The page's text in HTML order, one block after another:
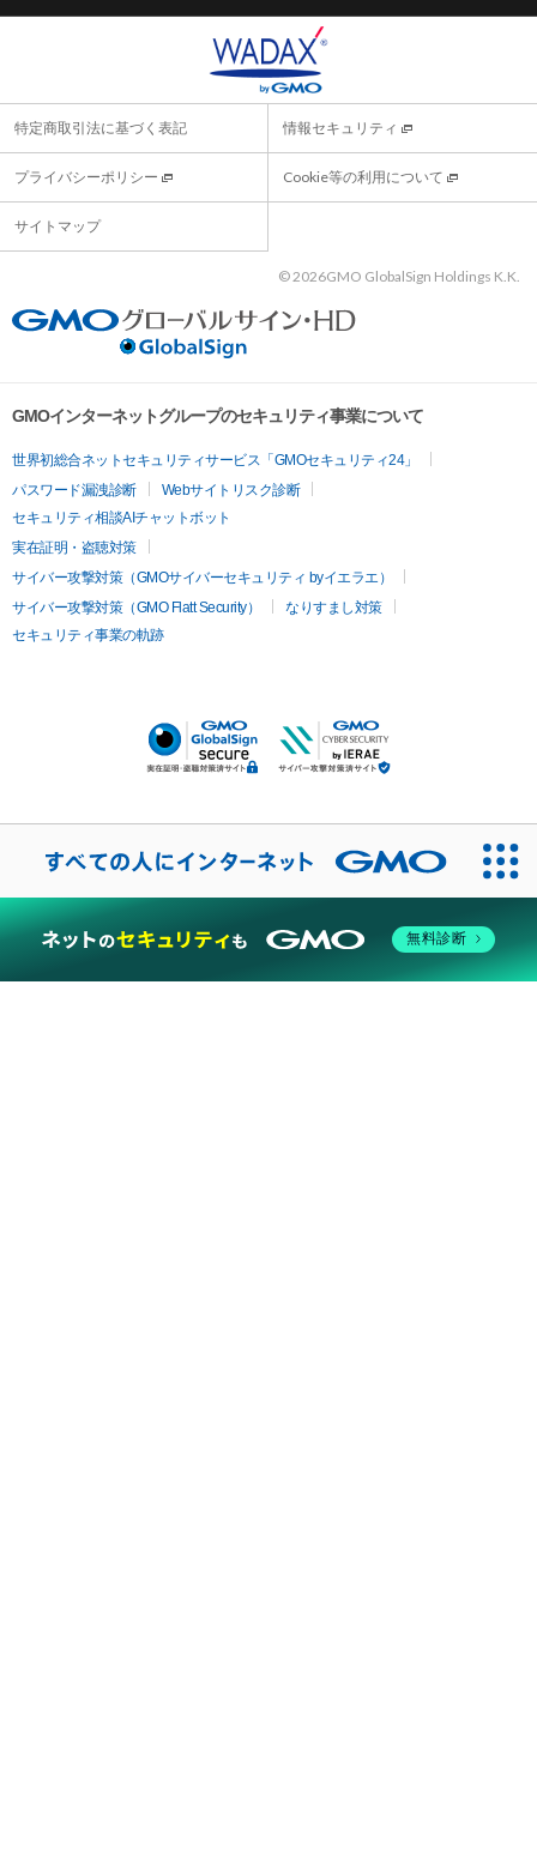
特定商取引法に基づく表記 情報セキュリティ
プライバシーポリシー Cookie等の利用について
サイトマップ
©2026GMO GlobalSign Holdings K.K.
GMOインターネットグループのセキュリティ事業について
世界初総合ネットセキュリティサービス「GMOセキュリティ24」
パスワード漏洩診断
Webサイトリスク診断
セキュリティ相談AIチャットボット
実在証明・盗聴対策
サイバー攻撃対策（GMOサイバーセキュリティ byイエラエ）
サイバー攻撃対策（GMO Flatt Security）
なりすまし対策
セキュリティ事業の軌跡
無料診断